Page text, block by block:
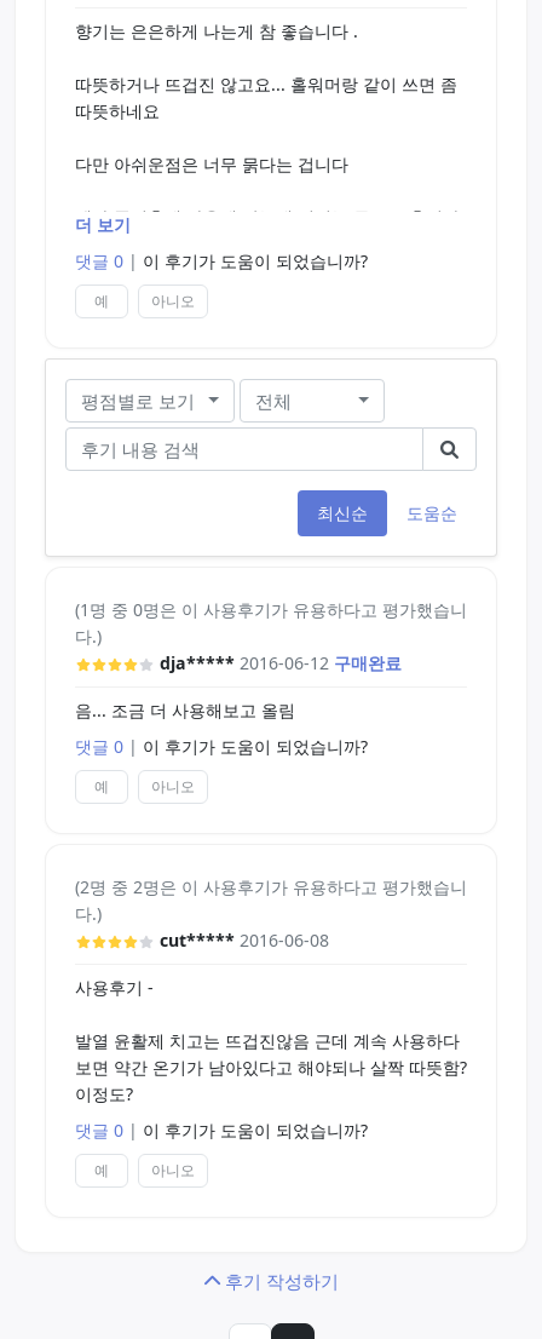
볼일 끝나고 우유 나왔을때 그때는 뜨거워 지더라고
이녀석의 단점이라면 묽다는겁니다. 아쿠아 젤보다
습니다....
근데 대신에 페페 + 물 조합 대신에 페페 + 이녀석 하
면 전자보다 훨씬 더 좋은 조합물이 생성되네요 ㅋㅋ
ㅋㅋ
고 묽은 단점을 페페가 커버하니 상당히 괜찮습니다.
냄새는 음... 여성의 냄새가 난다고 하는데 실제로 맡
아본 적이 없으므로..... 패스 ㅠ
생각했던거 만큼 온도가 확 따듯하다던가 그런게 아
니여서 별 한개 깎은 4개 올리겠습니다..
코 밑에 묻혀봤는데 확 뜨거워지더군요
보니까 체온 이상의 따듯한 바람? 같은게 들어오면
따스해지는거 같네요
향기는 은은하게 나는게 참 좋습니다 .
따뜻하거나 뜨겁진 않고요... 홀워머랑 같이 쓰면 좀
따뜻하네요
다만 아쉬운점은 너무 묽다는 겁니다
텐가 플립홀에 사용해 봤는데 접히는 틈으로 흘러나
손에 묻을 정도...
습니다.
더 보기
댓글 0 | 이 후기가 도움이 되었습니까?
예 아니오
평점별로 보기 전체
최신순 도움순
(1명 중 0명은 이 사용후기가 유용하다고 평가했습니
다.)
dja***** 2016-06-12 구매완료
음... 조금 더 사용해보고 올림
댓글 0 | 이 후기가 도움이 되었습니까?
예 아니오
(2명 중 2명은 이 사용후기가 유용하다고 평가했습니
다.)
cut***** 2016-06-08
사용후기 -
발열 윤활제 치고는 뜨겁진않음 근데 계속 사용하다
보면 약간 온기가 남아있다고 해야되나 살짝 따뜻함?
이정도?
댓글 0 | 이 후기가 도움이 되었습니까?
예 아니오
후기 작성하기